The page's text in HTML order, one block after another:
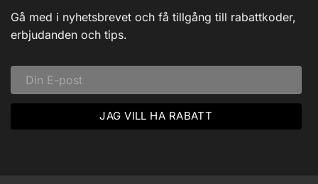
Dalarna:
Ett
Vinteräventyr
i
Gå med i nyhetsbrevet och få tillgång till rabattkoder,
erbjudanden och tips.